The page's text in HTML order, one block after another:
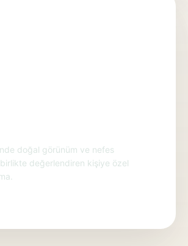
doğal görünüm ve nefes
değerlendiren kişiye özel